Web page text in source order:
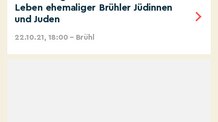
Leben ehemaliger Brühler Jüdinnen
und Juden
22.10.21, 18:00 – Brühl